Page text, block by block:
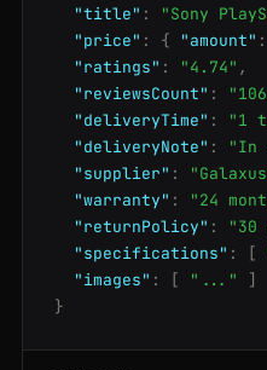
"title" : "Sony
"price" : { "amount" :
"ratings" : "4.74" ,
"reviewsCount" :
"deliveryTime" : "1
"deliveryNote" : "In
"supplier" :
"warranty" : "24
"returnPolicy" : "30
"specifications" : [
"images" : [ "..."
]
}